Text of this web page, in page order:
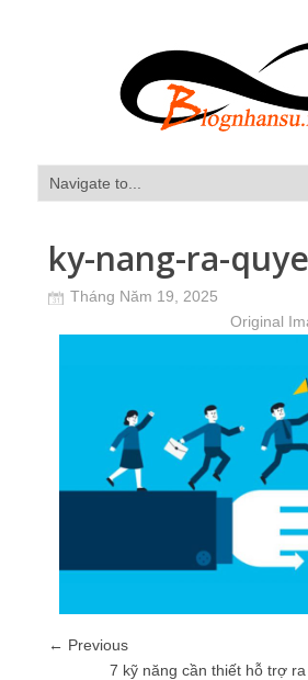
ky-nang-ra-
Tháng Năm 19, 2025
Original
← Previous
7 kỹ năng cần thiết hỗ trợ